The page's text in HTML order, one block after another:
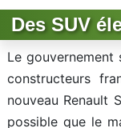
Des SUV
Le
constructeurs
nouveau Renault
possible que le